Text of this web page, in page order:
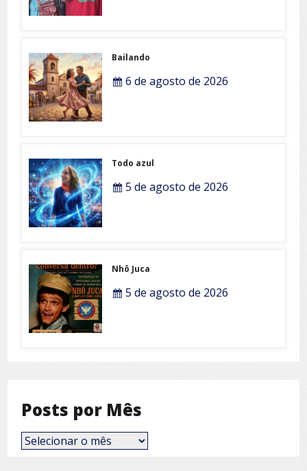
Bailando
6 de agosto de 2026
Todo azul
5 de agosto de 2026
Nhô Juca
5 de agosto de 2026
Posts por Mês
Posts
por